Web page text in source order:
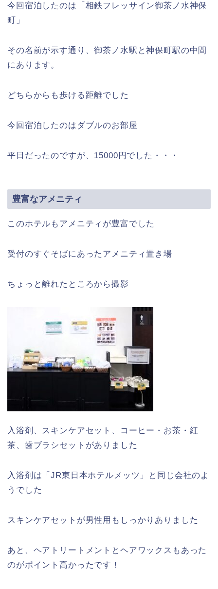
今回宿泊したのは「相鉄フレッサイン御茶ノ水神保
町」
その名前が示す通り、御茶ノ水駅と神保町駅の中間
にあります。
どちらからも歩ける距離でした
今回宿泊したのはダブルのお部屋
平日だったのですが、15000円でした・・・
豊富なアメニティ
このホテルもアメニティが豊富でした
受付のすぐそばにあったアメニティ置き場
ちょっと離れたところから撮影
入浴剤、スキンケアセット、コーヒー・お茶・紅
茶、歯ブラシセットがありました
入浴剤は「JR東日本ホテルメッツ」と同じ会社のよ
うでした
スキンケアセットが男性用もしっかりありました
あと、ヘアトリートメントとヘアワックスもあった
のがポイント高かったです！